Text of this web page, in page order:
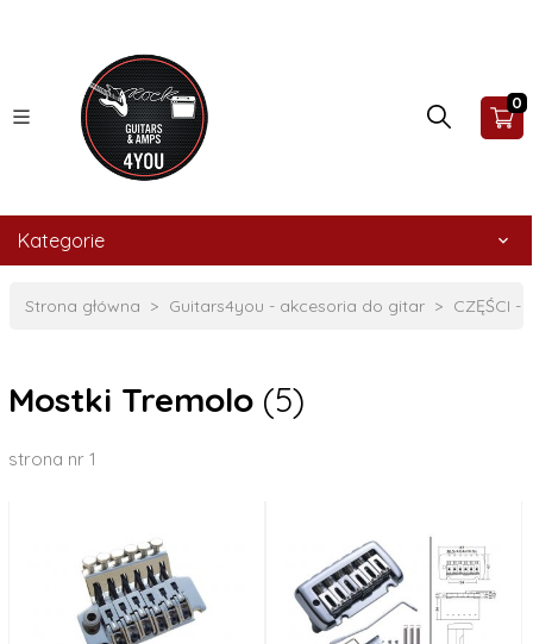
0
Kategorie
Strona główna Guitars4you - akcesoria do gitar CZĘŚCI -
Mostki Tremolo (5)
strona nr 1